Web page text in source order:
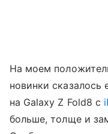
На моем
новинки
на Galaxy Z Fold8 с
больше, толще и